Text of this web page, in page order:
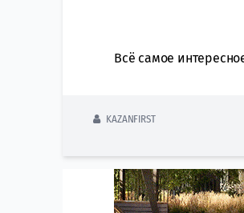
Всё самое
KAZANFIRST